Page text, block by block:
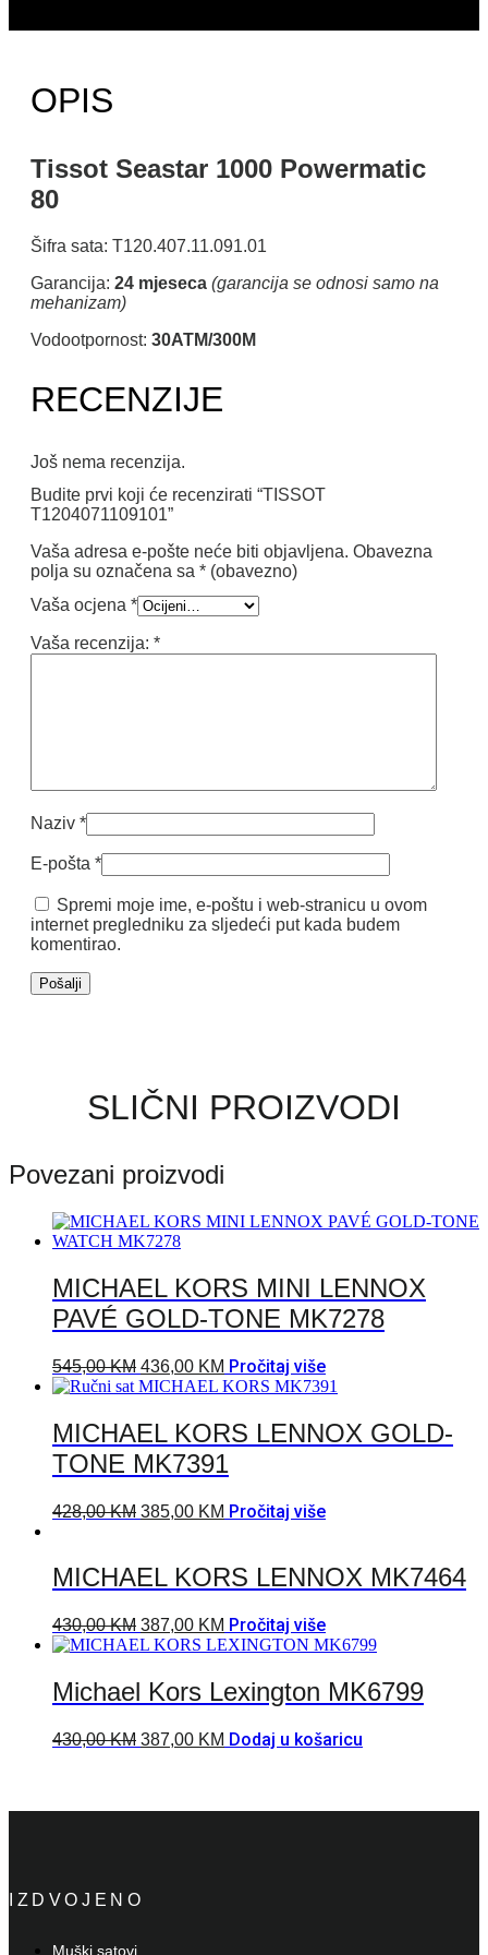
OPIS
Tissot Seastar 1000 Powermatic
80
Šifra sata: T120.407.11.091.01
Garancija: 24 mjeseca (garancija se odnosi samo na
mehanizam)
Vodootpornost: 30ATM/300M
RECENZIJE
Još nema recenzija.
Budite prvi koji će recenzirati “TISSOT
T1204071109101”
Vaša adresa e-pošte neće biti objavljena. Obavezna
polja su označena sa * (obavezno)
Vaša ocjena *
Vaša recenzija: *
Naziv *
E-pošta *
Spremi moje ime, e-poštu i web-stranicu u ovom
internet pregledniku za sljedeći put kada budem
komentirao.
SLIČNI PROIZVODI
Povezani proizvodi
MICHAEL KORS MINI LENNOX
PAVÉ GOLD-TONE MK7278
545,00KM 436,00 KM Pročitaj više
MICHAEL KORS LENNOX GOLD-
TONE MK7391
428,00KM 385,00 KM Pročitaj više
MICHAEL KORS LENNOX MK7464
430,00KM 387,00 KM Pročitaj više
Michael Kors Lexington MK6799
430,00KM 387,00 KM Dodaj u košaricu
IZDVOJENO
Muški satovi